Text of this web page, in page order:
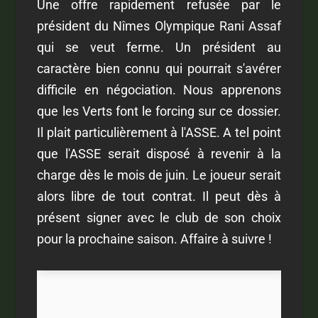
Une offre rapidement refusée par le
président du Nîmes Olympique Rani Assaf
qui se veut ferme. Un président au
caractère bien connu qui pourrait s'avérer
difficile en négociation. Nous apprenons
que les Verts font le forcing sur ce dossier.
Il plait particulièrement à l'ASSE. A tel point
que l'ASSE serait disposé à revenir à la
charge dès le mois de juin. Le joueur serait
alors libre de tout contrat. Il peut dès à
présent signer avec le club de son choix
pour la prochaine saison. Affaire à suivre !